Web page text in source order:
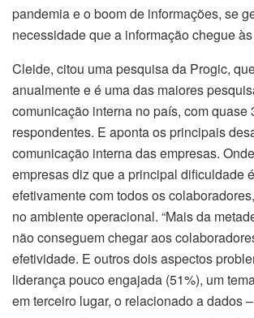
pandemia e o boom de informações, se
necessidade que a informação chegue às
Cleide, citou uma pesquisa da Progic,
anualmente e é uma das maiores
comunicação interna no país, com quase
respondentes. E aponta os principais
comunicação interna das empresas.
empresas diz que a principal dificuldade
efetivamente com todos os
no ambiente operacional. “Mais da
não conseguem chegar aos
efetividade. E outros dois aspectos
liderança pouco engajada (51%), um
em terceiro lugar, o relacionado a dados